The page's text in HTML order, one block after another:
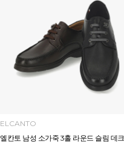
ELCANTO